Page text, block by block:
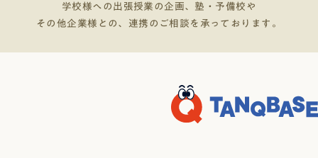
学校様への出張授業の企画、塾・予備校や
その他企業様との、連携のご相談を承っております。